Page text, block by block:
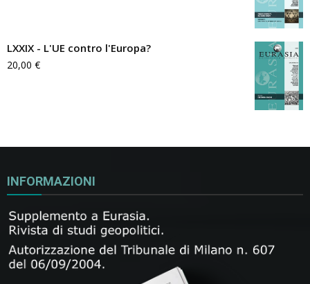
LXXIX - L'UE contro l'Europa?
20,00 €
INFORMAZIONI